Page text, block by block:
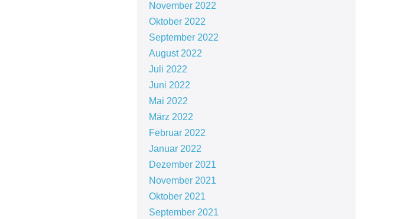
November 2022
Oktober 2022
September 2022
August 2022
Juli 2022
Juni 2022
Mai 2022
März 2022
Februar 2022
Januar 2022
Dezember 2021
November 2021
Oktober 2021
September 2021